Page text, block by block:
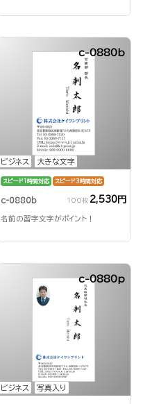
ビジネス 大きな文字
c-0880b
スピード1時間対応 スピード3時間対応
c-0880b 100枚 2,530円
名前の習字文字がポイント！
ビジネス 写真入り
c-0880p